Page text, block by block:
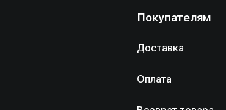
Покупателям
Доставка
Оплата